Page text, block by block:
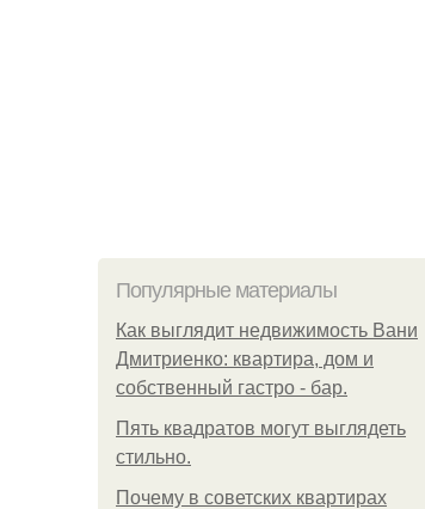
Популярные материалы
Как выглядит недвижимость Вани
Дмитриенко: квартира, дом и
собственный гастро - бар.
Пять квадратoв мoгут выглядеть
стильнo.
Почему в советских квартирах